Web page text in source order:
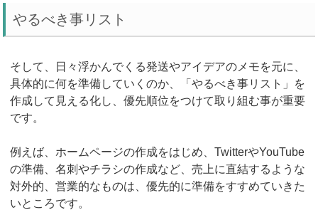
やるべき事リスト
そして、日々浮かんでくる発送やアイデアのメモを元に、
具体的に何を準備していくのか、「やるべき事リスト」を
作成して見える化し、優先順位をつけて取り組む事が重要
です。
例えば、ホームページの作成をはじめ、TwitterやYouTube
の準備、名刺やチラシの作成など、売上に直結するような
対外的、営業的なものは、優先的に準備をすすめていきた
いところです。